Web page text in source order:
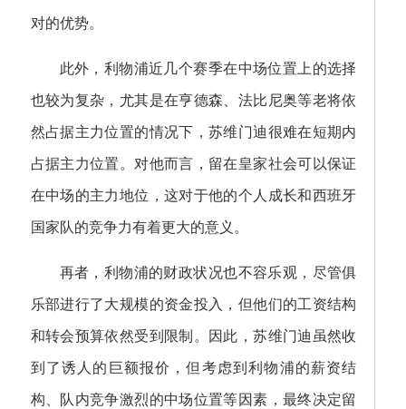
对的优势。
此外，利物浦近几个赛季在中场位置上的选择
也较为复杂，尤其是在亨德森、法比尼奥等老将依
然占据主力位置的情况下，苏维门迪很难在短期内
占据主力位置。对他而言，留在皇家社会可以保证
在中场的主力地位，这对于他的个人成长和西班牙
国家队的竞争力有着更大的意义。
再者，利物浦的财政状况也不容乐观，尽管俱
乐部进行了大规模的资金投入，但他们的工资结构
和转会预算依然受到限制。因此，苏维门迪虽然收
到了诱人的巨额报价，但考虑到利物浦的薪资结
构、队内竞争激烈的中场位置等因素，最终决定留